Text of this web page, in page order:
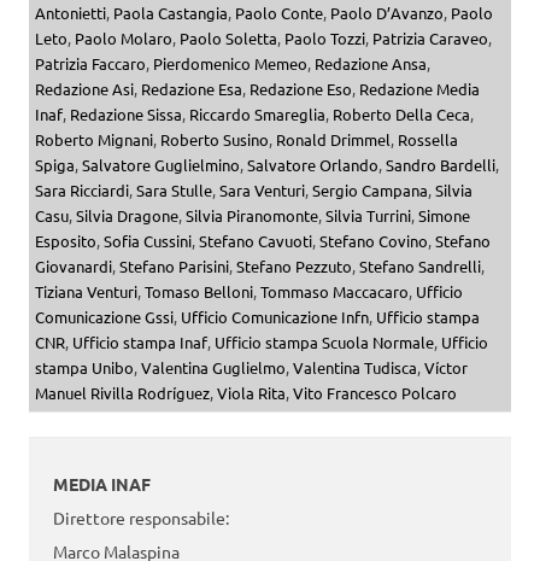
Antonietti, Paola Castangia, Paolo Conte, Paolo D’Avanzo, Paolo
Leto, Paolo Molaro, Paolo Soletta, Paolo Tozzi, Patrizia Caraveo,
Patrizia Faccaro, Pierdomenico Memeo, Redazione Ansa,
Redazione Asi, Redazione Esa, Redazione Eso, Redazione Media
Inaf, Redazione Sissa, Riccardo Smareglia, Roberto Della Ceca,
Roberto Mignani, Roberto Susino, Ronald Drimmel, Rossella
Spiga,Salvatore Guglielmino,Salvatore Orlando,Sandro Bardelli,
Sara Ricciardi,Sara Stulle,Sara Venturi,Sergio Campana,Silvia
Casu,Silvia Dragone,Silvia Piranomonte,Silvia Turrini,Simone
Esposito,Sofia Cussini,Stefano Cavuoti,Stefano Covino,Stefano
Giovanardi,Stefano Parisini,Stefano Pezzuto,Stefano Sandrelli,
Tiziana Venturi,Tomaso Belloni,Tommaso Maccacaro, Ufficio
Comunicazione Gssi, Ufficio Comunicazione Infn, Ufficio stampa
CNR, Ufficio stampa Inaf, Ufficio stampa Scuola Normale, Ufficio
stampa Unibo,Valentina Guglielmo,Valentina Tudisca,Víctor
Manuel Rivilla Rodríguez,Viola Rita,Vito Francesco Polcaro
MEDIA INAF
Direttore responsabile:
Marco Malaspina